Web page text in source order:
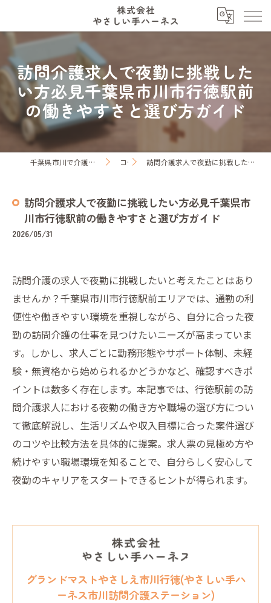
訪問介護求人で夜勤に挑戦した
い方必見千葉県市川市行徳駅前
の働きやすさと選び方ガイド
千葉県市川で介護の求人なら株式会社やさしい手ハーネス コラム 訪問介護求人で夜勤に挑戦したい方必見千葉県市川市行徳駅前の働きやすさと選び方ガイド
訪問介護求人で夜勤に挑戦したい方必見千葉県市
川市行徳駅前の働きやすさと選び方ガイド
2026/05/31
訪問介護の求人で夜勤に挑戦したいと考えたことはあり
ませんか？千葉県市川市行徳駅前エリアでは、通勤の利
便性や働きやすい環境を重視しながら、自分に合った夜
勤の訪問介護の仕事を見つけたいニーズが高まっていま
す。しかし、求人ごとに勤務形態やサポート体制、未経
験・無資格から始められるかどうかなど、確認すべきポ
イントは数多く存在します。本記事では、行徳駅前の訪
問介護求人における夜勤の働き方や職場の選び方につい
て徹底解説し、生活リズムや収入目標に合った案件選び
のコツや比較方法を具体的に提案。求人票の見極め方や
続けやすい職場環境を知ることで、自分らしく安心して
夜勤のキャリアをスタートできるヒントが得られます。
グランドマストやさしえ市川行徳(やさしい手ハ
ーネス市川訪問介護ステーション)